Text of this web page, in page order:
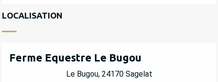
LOCALISATION
Ferme Equestre Le Bugou
Le Bugou, 24170 Sagelat